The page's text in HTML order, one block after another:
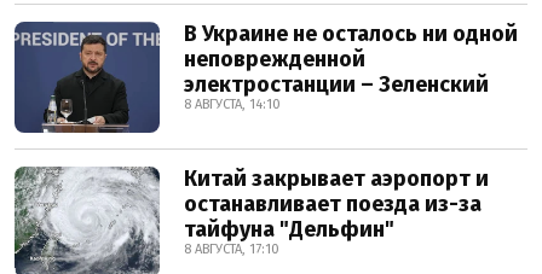
В Украине не осталось ни одной
неповрежденной
электростанции – Зеленский
8 АВГУСТА, 14:10
Китай закрывает аэропорт и
останавливает поезда из-за
тайфуна "Дельфин"
8 АВГУСТА, 17:10